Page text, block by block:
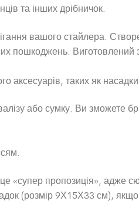
та інших дрібничок.
вашого стайлера.
Виготовлений з
таких як насадки
або сумку. Ви зможете
«супер пропозиція», адже
(розмір 9Х15Х33 см),